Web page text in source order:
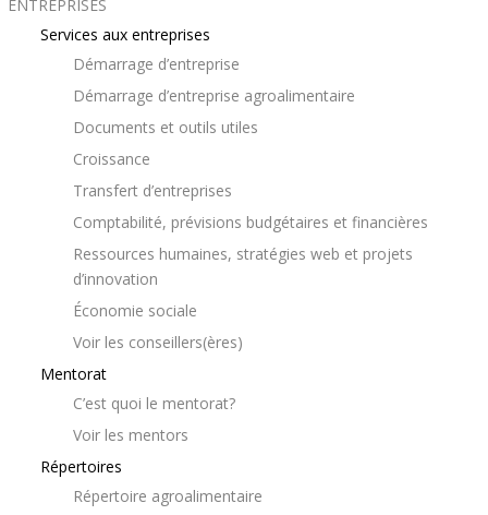
ENTREPRISES
Services aux entreprises
Démarrage d’entreprise
Démarrage d’entreprise agroalimentaire
Documents et outils utiles
Croissance
Transfert d’entreprises
Comptabilité, prévisions budgétaires et financières
Ressources humaines, stratégies web et projets
d’innovation
Économie sociale
Voir les conseillers(ères)
Mentorat
C’est quoi le mentorat?
Voir les mentors
Répertoires
Répertoire agroalimentaire